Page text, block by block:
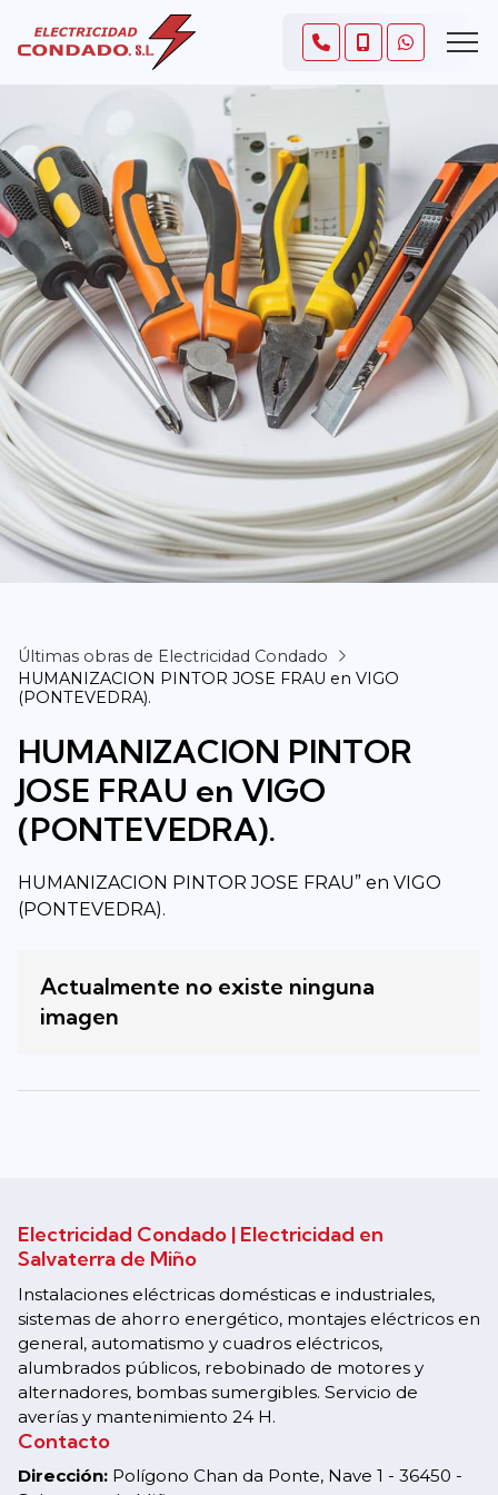
Últimas obras de Electricidad Condado
HUMANIZACION PINTOR JOSE FRAU en VIGO
(PONTEVEDRA).
HUMANIZACION PINTOR
JOSE FRAU en VIGO
(PONTEVEDRA).
HUMANIZACION PINTOR JOSE FRAU” en VIGO
(PONTEVEDRA).
Actualmente no existe ninguna
imagen
Electricidad Condado | Electricidad en
Salvaterra de Miño
Instalaciones eléctricas domésticas e industriales,
sistemas de ahorro energético, montajes eléctricos en
general, automatismo y cuadros eléctricos,
alumbrados públicos, rebobinado de motores y
alternadores, bombas sumergibles. Servicio de
averías y mantenimiento 24 H.
Contacto
Dirección: Polígono Chan da Ponte, Nave 1 - 36450 -